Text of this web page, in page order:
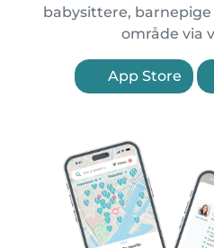
babysittere,
område via
App Store